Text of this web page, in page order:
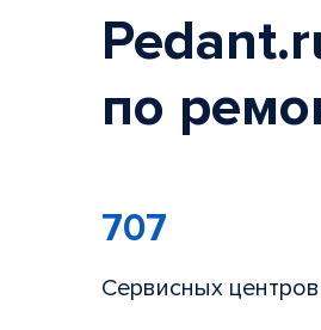
по
707
Сервисных центров